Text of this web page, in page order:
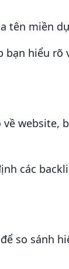
tên miền
bạn hiểu
về
các
so sánh